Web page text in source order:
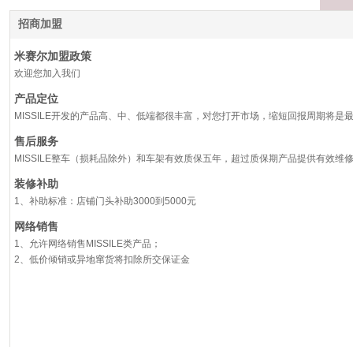
招商加盟
米赛尔加盟政策
欢迎您加入我们
产品定位
MISSILE开发的产品高、中、低端都很丰富，对您打开市场，缩短回报周期将是
售后服务
MISSILE整车（损耗品除外）和车架有效质保五年，超过质保期产品提供有效维
装修补助
1、补助标准：店铺门头补助3000到5000元
网络销售
1、允许网络销售MISSILE类产品；
2、低价倾销或异地窜货将扣除所交保证金